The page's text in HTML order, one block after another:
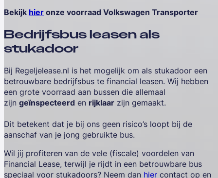
Bekijk hieronze voorraad Volkswagen Transporter
Bedrijfsbus leasen als
stukadoor
Bij Regeljelease.nl is het mogelijk om als stukadoor een
betrouwbare bedrijfsbus te financial leasen. Wij hebben
een grote voorraad aan bussen die allemaal
zijn geïnspecteerd en rijklaar zijn gemaakt.
Dit betekent dat je bij ons geen risico’s loopt bij de
aanschaf van je jong gebruikte bus.
Wil jij profiteren van de vele (fiscale) voordelen van
Financial Lease, terwijl je rijdt in een betrouwbare bus
speciaal voor stukadoors? Neem dan hier contact op en